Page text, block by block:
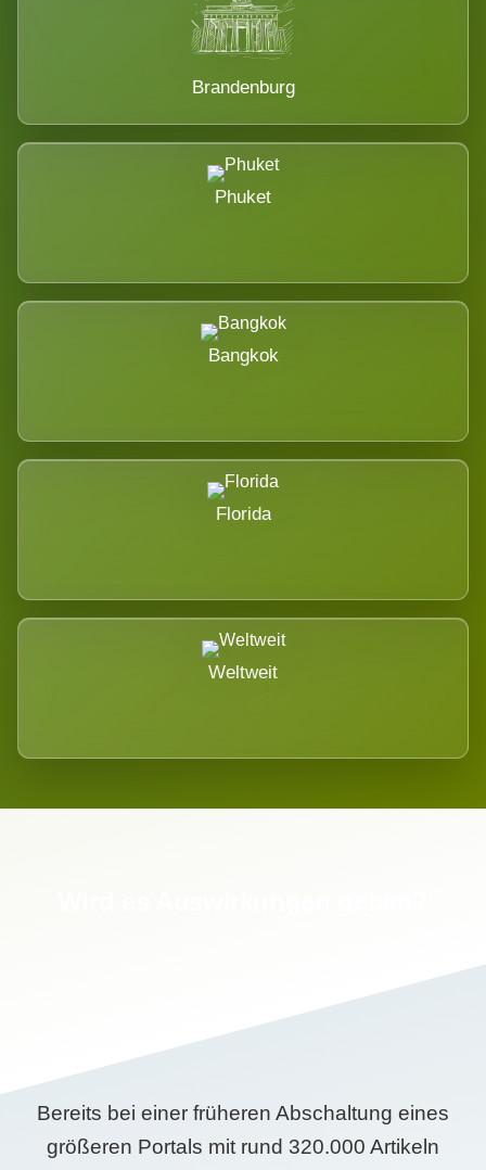
Brandenburg
Phuket
Bangkok
Florida
Weltweit
Bereits bei einer früheren Abschaltung eines
größeren Portals mit rund 320.000 Artikeln